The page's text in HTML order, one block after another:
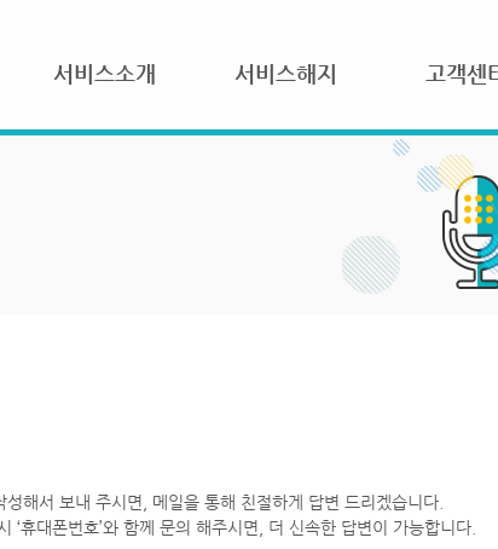
서비스소개 서비스해지 고객센
성해서 보내 주시면, 메일을 통해 친절하게 답변 드리겠습니다.
‘휴대폰번호’와 함께 문의 해주시면, 더 신속한 답변이 가능합니다.